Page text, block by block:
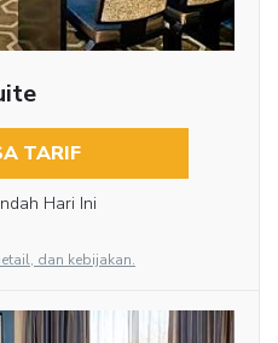
TARIF
Hari Ini
dan kebijakan.